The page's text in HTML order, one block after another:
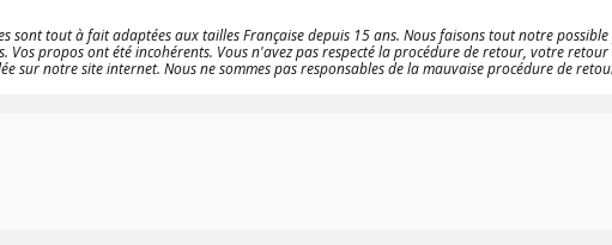
sont tout à fait adaptées aux tailles Française depuis 15 ans. Nous faisons tout notre
Vos propos ont été incohérents. Vous n'avez pas respecté la procédure de retour, votre
notre site internet. Nous ne sommes pas responsables de la mauvaise procédure de retour